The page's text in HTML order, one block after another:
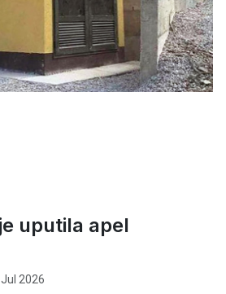
uputila apel
2026